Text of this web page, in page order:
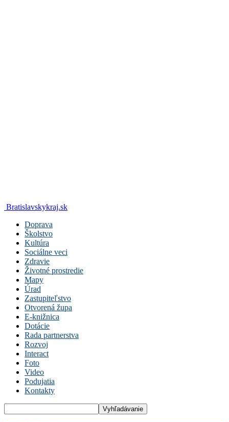
Bratislavskykraj.sk
Doprava
Školstvo
Kultúra
Sociálne veci
Zdravie
Životné prostredie
Mapy
Úrad
Zastupiteľstvo
Otvorená župa
E-knižnica
Dotácie
Rada partnerstva
Rozvoj
Interact
Foto
Video
Podujatia
Kontakty